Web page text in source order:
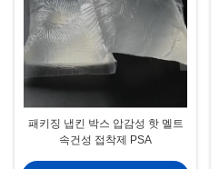
패키징 냅킨 박스 압감성 핫 멜트
속건성 접착제 PSA